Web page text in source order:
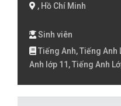
, Hồ Chí Minh
Sinh viên
Tiếng Anh, Tiếng Anh
Anh lớp 11, Tiếng Anh